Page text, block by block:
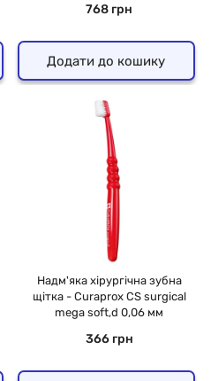
768 грн
Додати до кошику
Надм'яка хірургічна зубна
щітка - Curaprox CS surgical
mega soft,d 0,06 мм
366 грн